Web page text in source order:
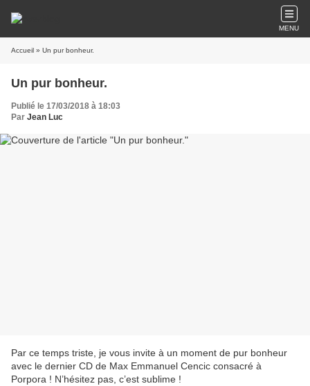
MENU
Accueil » Un pur bonheur.
Un pur bonheur.
Publié le 17/03/2018 à 18:03
Par Jean Luc
Par ce temps triste, je vous invite à un moment de pur bonheur
avec le dernier CD de Max Emmanuel Cencic consacré à
Porpora ! N’hésitez pas, c’est sublime !